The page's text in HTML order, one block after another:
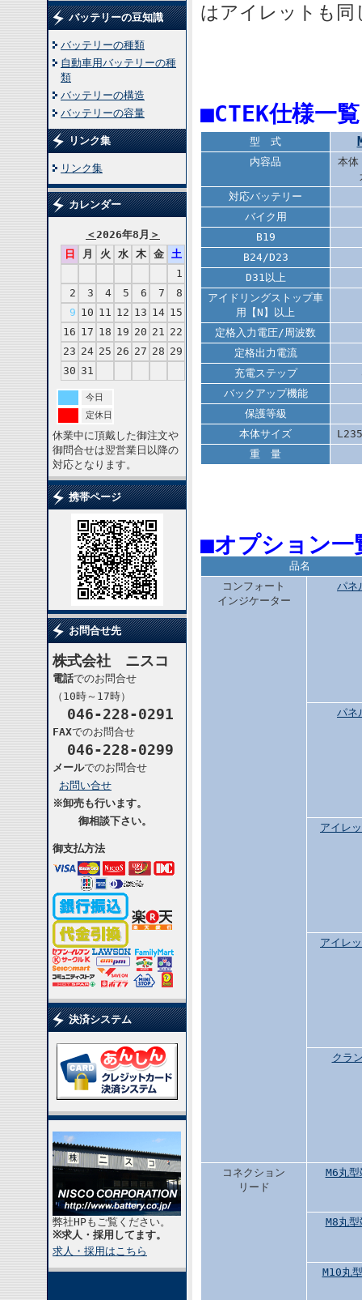
バッテリーの豆知識
バッテリーの種類
自動車用バッテリーの種
類
バッテリーの構造
バッテリーの容量
リンク集
リンク集
カレンダー
＜2026年8月 ＞
日
月 火 水 木 金
土
1
2
3 4 5 6 7
8
9 10 11 12 13 14 15
16 17 18 19 20 21 22
23 24 25 26 27 28 29
30 31
今日
定休日
休業中に頂戴した御注文や
御問合せは翌営業日以降の
対応となります。
携帯ページ
お問合せ先
株式会社 ニスコ
電話でのお問合せ
（10時～17時）
046-228-0291
FAXでのお問合せ
046-228-0299
メールでのお問合せ
お問い合せ
※卸売も行います。
御相談下さい。
御支払方法
決済システム
弊社HPもご覧ください。
※求人・採用してます。
求人・採用はこちら
はアイレットも同
■CTEK仕様一覧
型 式
内容品
本体
対応バッテリー
バイク用
B19
B24/D23
D31以上
アイドリングストップ車
用【N】以上
定格入力電圧/周波数
定格出力電流
充電ステップ
バックアップ機能
保護等級
本体サイズ
重 量
■オプション一
品名
コンフォート
インジケーター
パネ
パネ
アイレ
アイレ
クラ
コネクション
リード
M6丸
M8丸
M10丸